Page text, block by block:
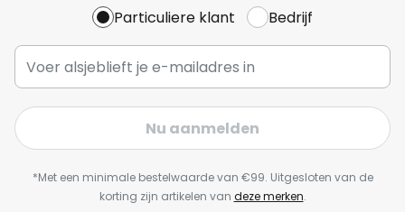
Particuliere klant Bedrijf
Nu aanmelden
*Met een minimale bestelwaarde van €99. Uitgesloten van de
korting zijn artikelen van deze merken.